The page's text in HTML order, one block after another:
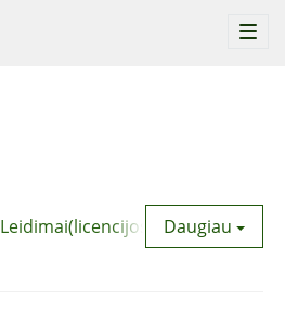
Leidimai(licencijos) Daugiau